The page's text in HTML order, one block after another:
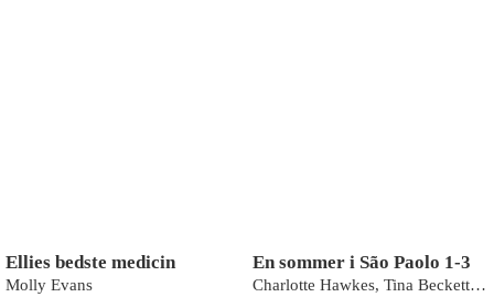
Ellies bedste medicin
Molly Evans
En sommer i São Paolo 1-3
Charlotte Hawkes, Tina Beckett, Ann McIntosh